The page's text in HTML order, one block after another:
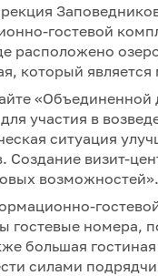
гостевой
расположено
который
участия в
ситуация
Создание визит-
возможностей».
гостевые номера,
большая
силами